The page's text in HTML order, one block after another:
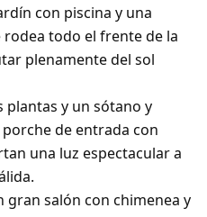
con piscina y una
todo el frente de la
plenamente del sol
plantas y un sótano y
de entrada con
una luz espectacular a
gran salón con chimenea y